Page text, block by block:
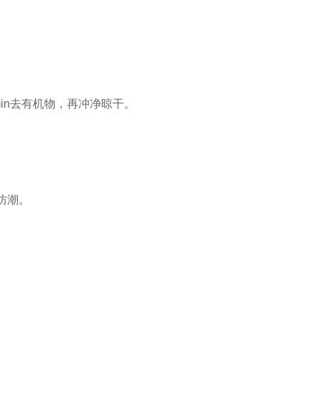
去有机物，再冲净晾干。
潮。